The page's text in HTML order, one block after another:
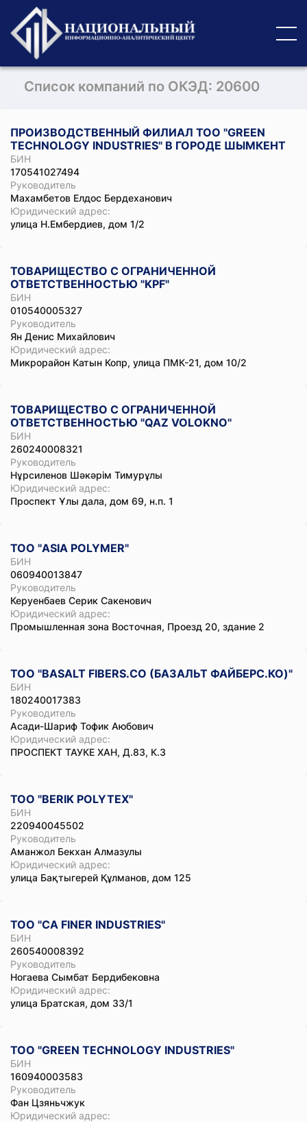
Список компаний по ОКЭД: 20600
ПРОИЗВОДСТВЕННЫЙ ФИЛИАЛ ТОО "GREEN
TECHNOLOGY INDUSTRIES" В ГОРОДЕ ШЫМКЕНТ
БИН
170541027494
Руководитель
Махамбетов Елдос Бердеханович
Юридический адрес:
улица Н.Ембердиев, дом 1/2
ТОВАРИЩЕСТВО С ОГРАНИЧЕННОЙ
ОТВЕТСТВЕННОСТЬЮ "KPF"
БИН
010540005327
Руководитель
Ян Денис Михайлович
Юридический адрес:
Микрорайон Катын Копр, улица ПМК-21, дом 10/2
ТОВАРИЩЕСТВО С ОГРАНИЧЕННОЙ
ОТВЕТСТВЕННОСТЬЮ "QAZ VOLOKNO"
БИН
260240008321
Руководитель
Нұрсиленов Шәкәрім Тимурұлы
Юридический адрес:
Проспект Ұлы дала, дом 69, н.п. 1
ТОО "ASIA POLYMER"
БИН
060940013847
Руководитель
Керуенбаев Серик Сакенович
Юридический адрес:
Промышленная зона Восточная, Проезд 20, здание 2
ТОО "BASALT FIBERS.CO (БАЗАЛЬТ ФАЙБЕРС.КО)"
БИН
180240017383
Руководитель
Асади-Шариф Тофик Аюбович
Юридический адрес:
ПРОСПЕКТ ТАУКЕ ХАН, Д.83, К.3
ТОО "BERIK POLYTEX"
БИН
220940045502
Руководитель
Аманжол Бекхан Алмазулы
Юридический адрес:
улица Бақтыгерей Құлманов, дом 125
ТОО "CA FINER INDUSTRIES"
БИН
260540008392
Руководитель
Ногаева Сымбат Бердибековна
Юридический адрес:
улица Братская, дом 33/1
ТОО "GREEN TECHNOLOGY INDUSTRIES"
БИН
160940003583
Руководитель
Фан Цзяньчжук
Юридический адрес: